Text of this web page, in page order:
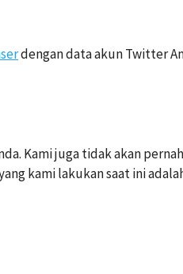
dengan data akun Twitter
Kami juga tidak akan pernah
kami lakukan saat ini